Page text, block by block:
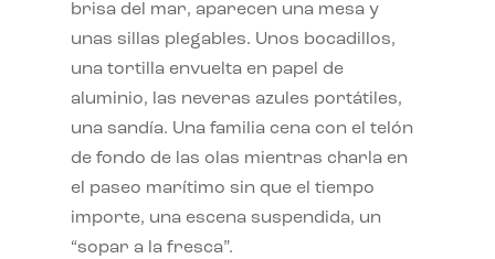
brisa del mar, aparecen una mesa y
unas sillas plegables. Unos bocadillos,
una tortilla envuelta en papel de
aluminio, las neveras azules portátiles,
una sandía. Una familia cena con el telón
de fondo de las olas mientras charla en
el paseo marítimo sin que el tiempo
importe, una escena suspendida, un
“sopar a la fresca”.